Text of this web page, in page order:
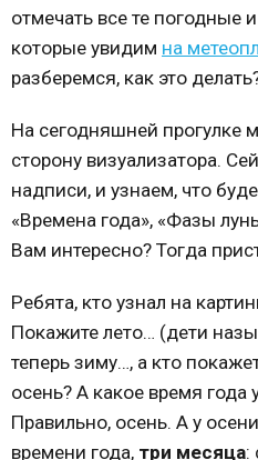
отмечать все те погодные
которые увидим на
разберемся, как это
На сегодняшней прогулке
сторону визуализатора.
надписи, и узнаем, что
«Времена года», «Фазы
Вам интересно? Тогда
Ребята, кто узнал на
Покажите лето… (дети
теперь зиму…, а кто
осень? А какое время года
Правильно, осень. А у
времени года, три месяца: